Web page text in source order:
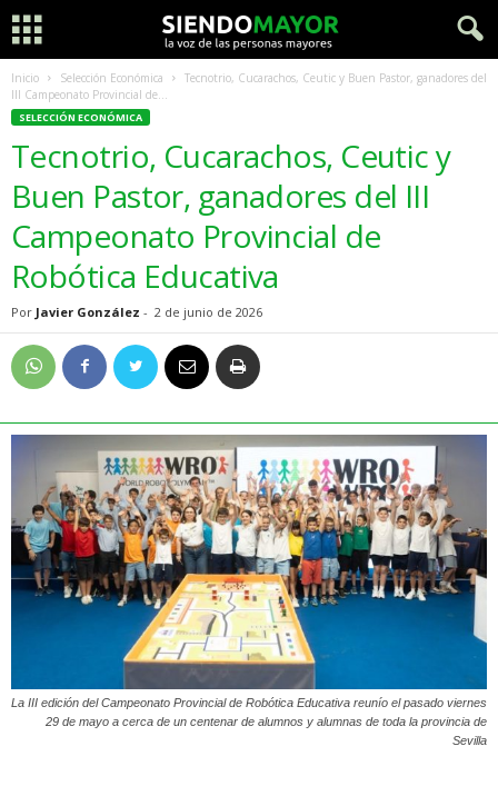
Inicio Selección Económica
Tecnotrio, Cucarachos, Ceutic y Buen Pastor, ganadores del
III Campeonato Provincial de...
SELECCIÓN ECONÓMICA
Tecnotrio, Cucarachos, Ceutic y
Buen Pastor, ganadores del III
Campeonato Provincial de
Robótica Educativa
Por Javier González - 2 de junio de 2026
La III edición del Campeonato Provincial de Robótica Educativa reunío el pasado viernes
29 de mayo a cerca de un centenar de alumnos y alumnas de toda la provincia de
Sevilla